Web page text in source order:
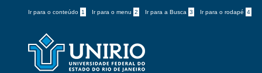
Ir para o conteúdo 1 Ir para o menu 2 Ir para a Busca 3 Ir para o rodapé 4